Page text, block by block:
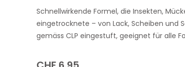
Schnellwirkende Formel, die Insekten,
eingetrocknete – von Lack, Scheiben und
gemäss CLP eingestuft, geeignet für alle